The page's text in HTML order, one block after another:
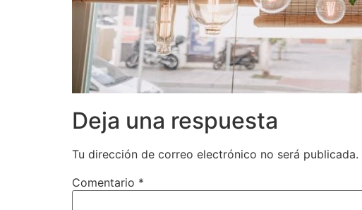
Deja una respuesta
Tu dirección de correo electrónico no será publicada.
Comentario *